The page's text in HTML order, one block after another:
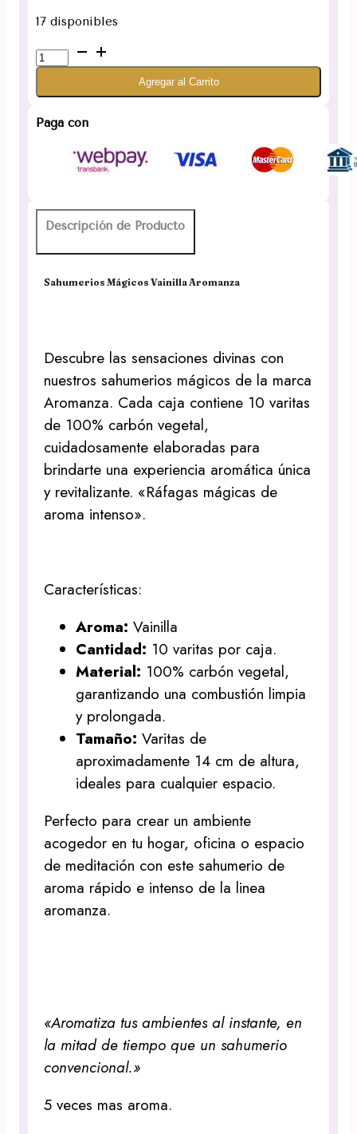
17 disponibles
Sahumerios
Mágicos
cantidad
Agregar al Carrito
Paga con
Descripción de Producto
Sahumerios Mágicos Vainilla Aromanza
Descubre las sensaciones divinas con
nuestros sahumerios mágicos de la marca
Aromanza. Cada caja contiene 10 varitas
de 100% carbón vegetal,
cuidadosamente elaboradas para
brindarte una experiencia aromática única
y revitalizante. «Ráfagas mágicas de
aroma intenso».
Características:
Aroma:Vainilla
Cantidad: 10 varitas por caja.
Material: 100% carbón vegetal,
garantizando una combustión limpia
y prolongada.
Tamaño: Varitas de
aproximadamente 14 cm de altura,
ideales para cualquier espacio.
Perfecto para crear un ambiente
acogedor en tu hogar, oficina o espacio
de meditación con este sahumerio de
aroma rápido e intenso de la linea
aromanza.
«Aromatiza tus ambientes al instante, en
la mitad de tiempo que un sahumerio
convencional.»
5 veces mas aroma.